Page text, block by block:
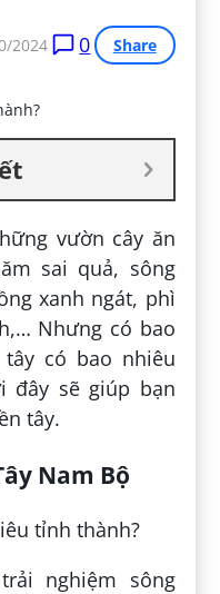
2024 0 Share
vườn cây ăn
sai quả, sông
xanh ngát, phì
Nhưng có bao
có bao nhiêu
đây sẽ giúp bạn
tây.
Nam Bộ
nghiệm sông